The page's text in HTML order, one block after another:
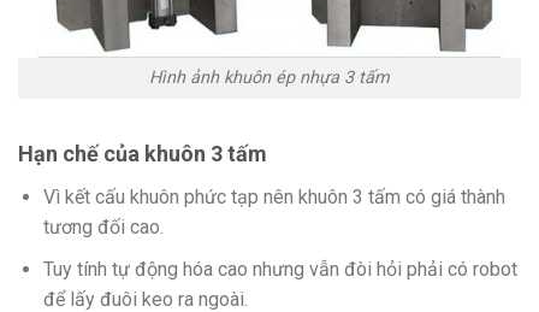
Hình ảnh khuôn ép nhựa 3 tấm
Hạn chế của khuôn 3 tấm
Vì kết cấu khuôn phức tạp nên khuôn 3 tấm có giá thành
tương đối cao.
Tuy tính tự động hóa cao nhưng vẫn đòi hỏi phải có robot
để lấy đuôi keo ra ngoài.